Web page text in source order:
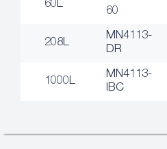
60L
60
208L
MN4113-
DR
1000L
MN4113-
IBC